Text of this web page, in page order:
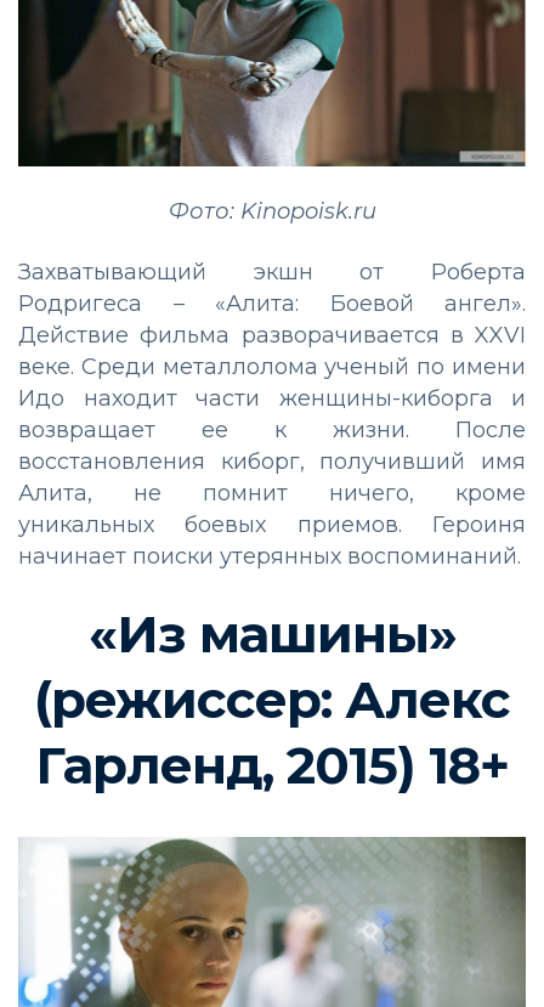
Фото: Kinopoisk.ru
Захватывающий экшн от Роберта
Родригеса – «Алита: Боевой ангел».
Действие фильма разворачивается в XXVI
веке. Среди металлолома ученый по имени
Идо находит части женщины-киборга и
возвращает ее к жизни. После
восстановления киборг, получивший имя
Алита, не помнит ничего, кроме
уникальных боевых приемов. Героиня
начинает поиски утерянных воспоминаний.
«Из машины»
(режиссер: Алекс
Гарленд, 2015) 18+